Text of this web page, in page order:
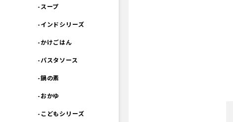
-スープ
-インドシリーズ
-かけごはん
-パスタソース
-鍋の素
-おかゆ
-こどもシリーズ